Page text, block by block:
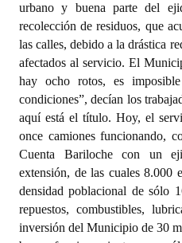
urbano y buena parte del
recolección de residuos, que
las calles, debido a la drástica
afectados al servicio. El
hay ocho rotos, es
condiciones”, decían los
aquí está el título. Hoy, el
once camiones funcionando,
Cuenta Bariloche con un
extensión, de las cuales 8.000
densidad poblacional de sólo
repuestos, combustibles,
inversión del Municipio de 30